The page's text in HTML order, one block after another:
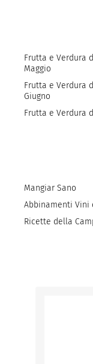
Frutta e Verdura
Maggio
Frutta e Verdura
Giugno
Frutta e Verdura
Mangiar Sano
Abbinamenti Vini
Ricette della